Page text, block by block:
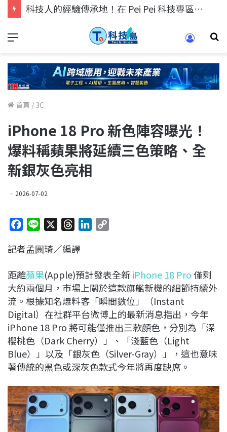
科技人的經驗傳承地！在 Pei Pei 科技專區，與學弟妹交流最硬核的技術
首頁 / 3C
iPhone 18 Pro 新色陣容曝光！
爆料稱蘋果將延續三色策略、全
新銀灰色亮相
2026-07-02
c
b
o
o
k
n
r
a
d
s
e
d
n
L
i
n
k
記者孟圓琦／編譯
距離蘋果(Apple)預計發表全新iPhone 18 Pro僅剩
大約兩個月，市場上關於這款旗艦新機的細節持續外
流。根據知名爆料客「瞬間數位」（Instant
Digital）在社群平台微博上的最新消息指出，今年
iPhone 18 Pro 將可能僅推出三款顏色，分別為「深
櫻桃色（Dark Cherry）」、「淺藍色（Light
Blue）」以及「銀灰色（Silver-Gray）」，這也意味
著傳統的黑色或深灰色款式今年將再度缺席。